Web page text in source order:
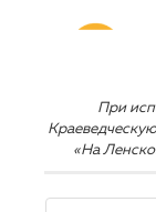
При
«На